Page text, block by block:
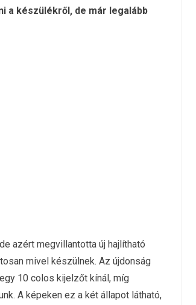
a készülékről, de már legalább
azért megvillantotta új hajlítható
mivel készülnek. Az újdonság
10 colos kijelzőt kínál, míg
A képeken ez a két állapot látható,